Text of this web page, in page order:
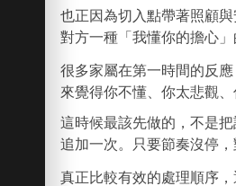
也正因為切入點帶著照顧
對方一種「我懂你的擔心
很多家屬在第一時間的反
來覺得你不懂、你太悲觀
這時候最該先做的，不是
追加一次。只要節奏沒停，
真正比較有效的處理順序